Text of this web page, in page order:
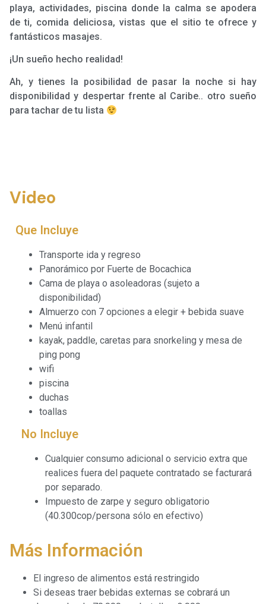
playa, actividades, piscina donde la calma se apodera
de ti, comida deliciosa, vistas que el sitio te ofrece y
fantásticos masajes.
¡Un sueño hecho realidad!
Ah, y tienes la posibilidad de pasar la noche si hay
disponibilidad y despertar frente al Caribe.. otro sueño
para tachar de tu lista
Video
Que Incluye
Transporte ida y regreso
Panorámico por Fuerte de Bocachica
Cama de playa o asoleadoras (sujeto a
disponibilidad)
Almuerzo con 7 opciones a elegir + bebida suave
Menú infantil
kayak, paddle, caretas para snorkeling y mesa de
ping pong
wifi
piscina
duchas
toallas
No Incluye
Cualquier consumo adicional o servicio extra que
realices fuera del paquete contratado se facturará
por separado.
Impuesto de zarpe y seguro obligatorio
(40.300cop/persona sólo en efectivo)
Más Información
El ingreso de alimentos está restringido
Si deseas traer bebidas externas se cobrará un